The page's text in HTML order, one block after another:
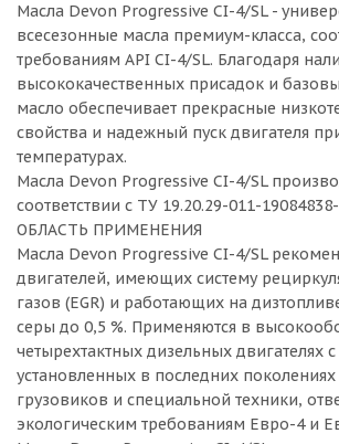
Масла Devon Progressive CI-4/SL -
всесезонные масла премиум-класса,
требованиям API CI-4/SL. Благодаря
высококачественных присадок и
масло обеспечивает прекрасные
свойства и надежный пуск двигателя
температурах.
Масла Devon Progressive CI-4/SL
соответствии с ТУ 19.20.29-011-
ОБЛАСТЬ ПРИМЕНЕНИЯ
Масла Devon Progressive CI-4/SL
двигателей, имеющих систему
газов (EGR) и работающих на
серы до 0,5 %. Применяются в
четырехтактных дизельных двигателях
установленных в последних
грузовиков и специальной техники,
экологическим требованиям Евро-4 и